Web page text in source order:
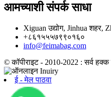
आमच्याशी संपर्क साधा
Xiguan उद्योग, Jinhua शहर,
+८६१५५५७९९०१६०
info@feimabag.com
© कॉपीराइट - 2010-2022 : सर्व हक्क
ई - मेल पाठवा